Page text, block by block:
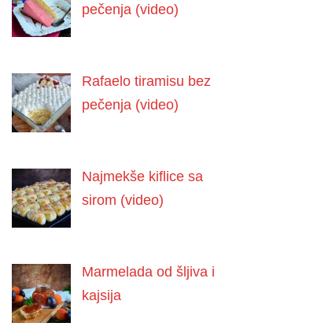
pečenja (video)
Rafaelo tiramisu bez
pečenja (video)
Najmekše kiflice sa
sirom (video)
Marmelada od šljiva i
kajsija